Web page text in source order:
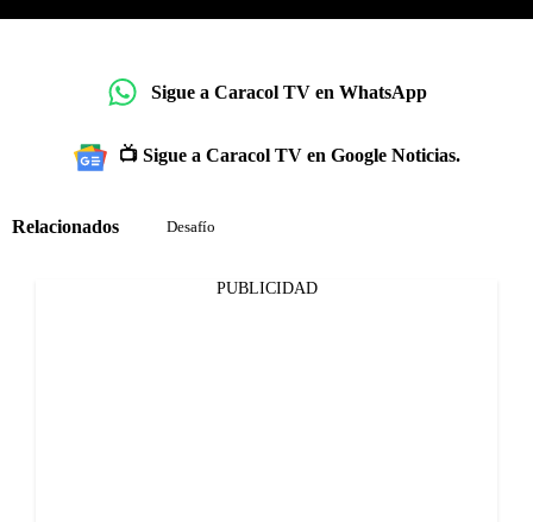
Sigue a Caracol TV en WhatsApp
📺 Sigue a Caracol TV en Google Noticias.
Relacionados Desafío
PUBLICIDAD